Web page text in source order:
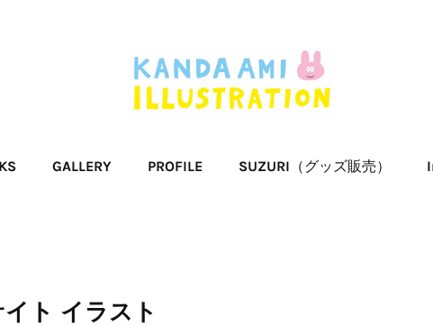
GALLERY PROFILE SUZURI（グッズ販売）
ト イラスト